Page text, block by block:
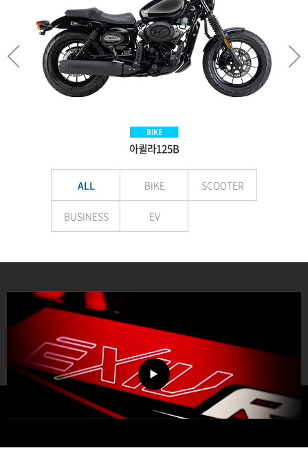
BIKE
아퀼라125B
BIKE
Aquila300BS
SCOOTER
VNEX125
EV
E-LuTion
ALL BIKE SCOOTER
BUSINESS EV